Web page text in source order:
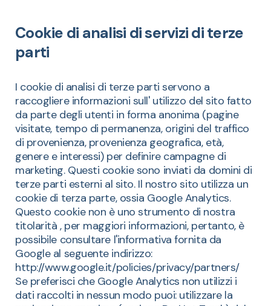
Cookie di analisi di servizi di terze
parti
I cookie di analisi di terze parti servono a
raccogliere informazioni sull' utilizzo del sito fatto
da parte degli utenti in forma anonima (pagine
visitate, tempo di permanenza, origini del traffico
di provenienza, provenienza geografica, età,
genere e interessi) per definire campagne di
marketing. Questi cookie sono inviati da domini di
terze parti esterni al sito. Il nostro sito utilizza un
cookie di terza parte, ossia Google Analytics.
Questo cookie non è uno strumento di nostra
titolarità , per maggiori informazioni, pertanto, è
possibile consultare l'informativa fornita da
Google al seguente indirizzo:
http://www.google.it/policies/privacy/partners/
Se preferisci che Google Analytics non utilizzi i
dati raccolti in nessun modo puoi: utilizzare la